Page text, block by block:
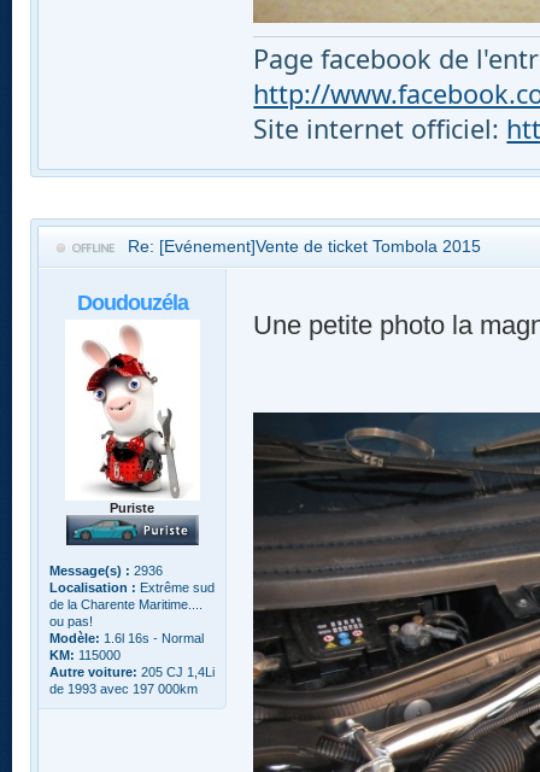
Page facebook de
http://
Site internet officiel:
Re: [Evénement]Vente de ticket Tombola 2015
Doudouzéla
Puriste
Message(s) : 2936
Localisation : Extrême sud
de la Charente Maritime....
ou pas!
Modèle: 1.6l 16s - Normal
KM: 115000
Autre voiture: 205 CJ 1,4Li
de 1993 avec 197 000km
Une petite photo la